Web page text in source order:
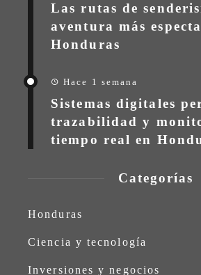
Las rutas de
aventura más
Honduras
Hace 1 semana
Sistemas digitales
trazabilidad y
tiempo real en
Categorías
Honduras
Ciencia y tecnología
Inversiones y negocios